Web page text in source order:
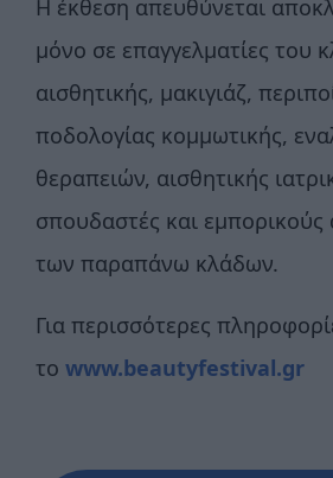
Η έκθεση απευθύνεται
μόνο σε επαγγελματίες του
αισθητικής, μακιγιάζ,
ποδολογίας κομμωτικής,
θεραπειών, αισθητικής
σπουδαστές και
των παραπάνω κλάδων.
Για περισσότερες
το www.beautyfestival.gr